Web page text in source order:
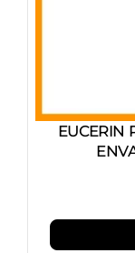
EUCERIN